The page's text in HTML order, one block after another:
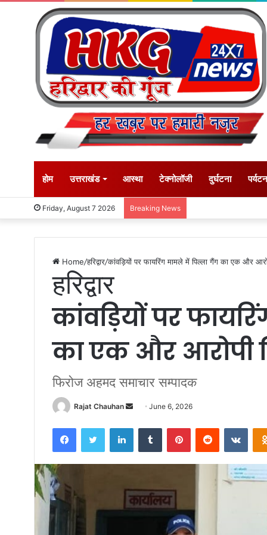
होम उत्तराखंड आस्था टेक्नोलॉजी दुर्घटना पर्यटन
Friday, August 7 2026 Breaking News
Home/हरिद्वार/कांवड़ियों पर फायरिंग मामले में पिल्ला गैंग का एक और
हरिद्वार
कांवड़ियों पर
का एक और आरोपी
फिरोज अहमद समाचार सम्पादक
Rajat Chauhan
Send
email
June 6, 2026
FacebookTwitter LinkedInTumblr PinterestReddit